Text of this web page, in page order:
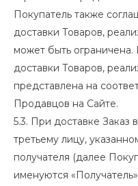
Покупатель также
доставки Товаров,
может быть
доставки Товаров,
представлена на
Продавцов на Сайте.
5.3. При доставке Заказ
третьему лицу,
получателя (далее
именуются